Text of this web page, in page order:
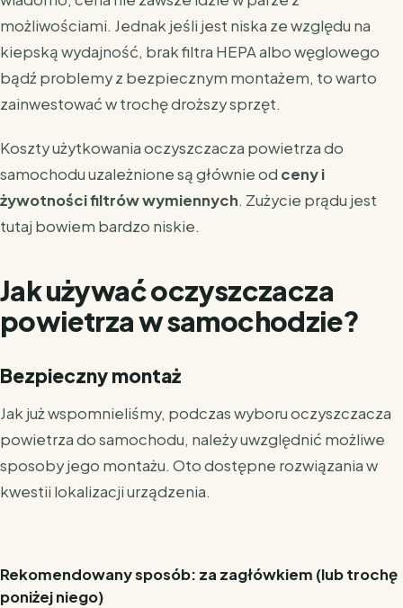
możliwościami. Jednak jeśli jest niska ze względu na
kiepską wydajność, brak filtra HEPA albo węglowego
bądź problemy z bezpiecznym montażem, to warto
zainwestować w trochę droższy sprzęt.
Koszty użytkowania oczyszczacza powietrza do
samochodu uzależnione są głównie od ceny i
żywotności filtrów wymiennych. Zużycie prądu jest
tutaj bowiem bardzo niskie.
Jak używać oczyszczacza
powietrza w samochodzie?
Bezpieczny montaż
Jak już wspomnieliśmy, podczas wyboru oczyszczacza
powietrza do samochodu, należy uwzględnić możliwe
sposoby jego montażu. Oto dostępne rozwiązania w
kwestii lokalizacji urządzenia.
Rekomendowany sposób: za zagłówkiem (lub trochę
poniżej niego)